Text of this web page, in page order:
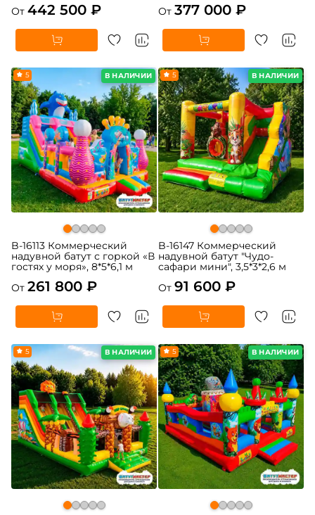
От 442 500 ₽
От 377 000 ₽
В НАЛИЧИИ
5
B-16113 Коммерческий
надувной батут с горкой «В
гостях у моря», 8*5*6,1 м
От 261 800 ₽
В НАЛИЧИИ
5
B-16147 Коммерческий
надувной батут "Чудо-
сафари мини", 3,5*3*2,6 м
От 91 600 ₽
В НАЛИЧИИ
5 В НАЛИЧИИ
5